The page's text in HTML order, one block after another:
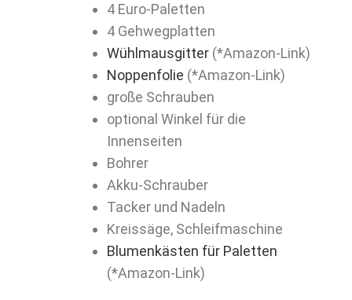
4 Euro-Paletten
4 Gehwegplatten
Wühlmausgitter (*Amazon-Link)
Noppenfolie (*Amazon-Link)
große Schrauben
optional Winkel für die
Innenseiten
Bohrer
Akku-Schrauber
Tacker und Nadeln
Kreissäge, Schleifmaschine
Blumenkästen für Paletten
(*Amazon-Link)